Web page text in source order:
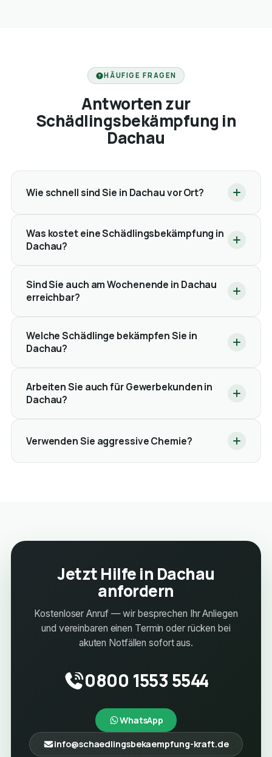
HÄUFIGE FRAGEN
Antworten zur
Schädlingsbekämpfung in
Dachau
Wie schnell sind Sie in Dachau vor Ort?
Was kostet eine Schädlingsbekämpfung in
Dachau?
Sind Sie auch am Wochenende in Dachau
erreichbar?
Welche Schädlinge bekämpfen Sie in
Dachau?
Arbeiten Sie auch für Gewerbekunden in
Dachau?
Verwenden Sie aggressive Chemie?
Jetzt Hilfe in Dachau
anfordern
Kostenloser Anruf — wir besprechen Ihr Anliegen
und vereinbaren einen Termin oder rücken bei
akuten Notfällen sofort aus.
0800 1553 5544
WhatsApp
info@schaedlingsbekaempfung-kraft.de